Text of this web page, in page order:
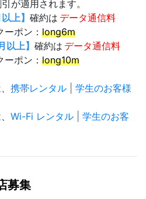
が適用されます。
上】 確約は データ通信料
ーポン：long6m
以上】 確約は データ通信料
ーポン：long10m
携帯レンタル | 学生のお客様
Wi-Fi レンタル | 学生のお客
募集